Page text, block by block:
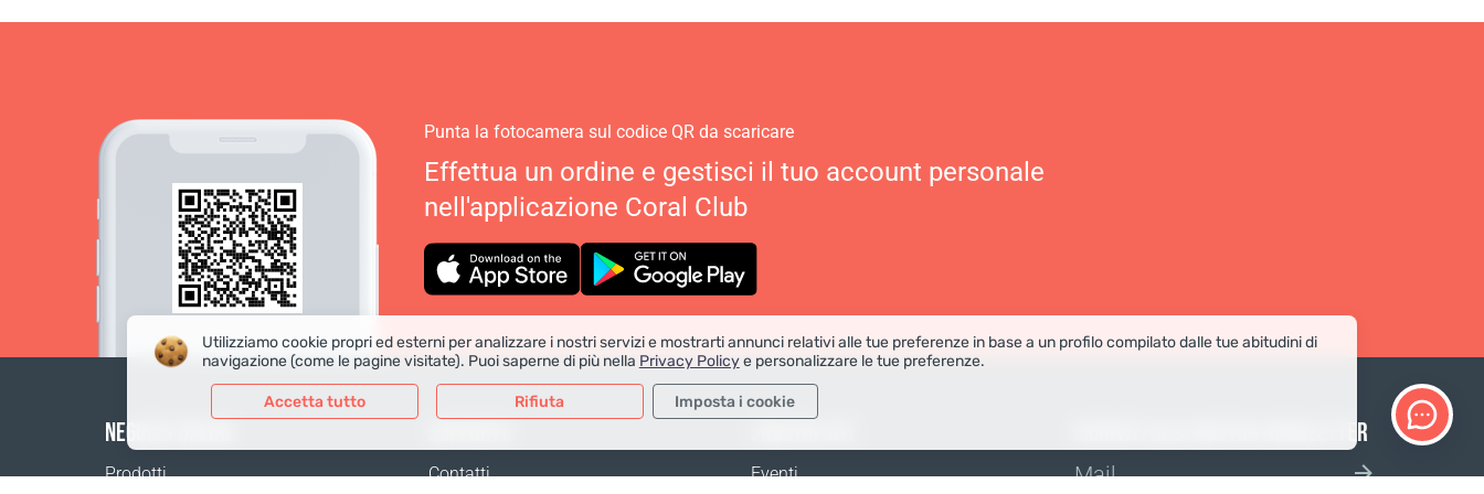
Utilizziamo cookie propri ed esterni per analizzare i nostri servizi e mostrarti annunci relativi alle tue preferenze in base a un profilo compilato dalle tue abitudini di
navigazione (come le pagine visitate). Puoi saperne di più nella Privacy Policye personalizzare le tue preferenze.
Accetta tutto Rifiuta Imposta i cookie
Punta la fotocamera sul codice QR da scaricare
Effettua un ordine e gestisci il tuo account personale
nell'applicazione Coral Club
NEGOZIO ONLINE
Prodotti Contatti Eventi
ISCRIVITI ALLA NOSTRA NEWSLETTER